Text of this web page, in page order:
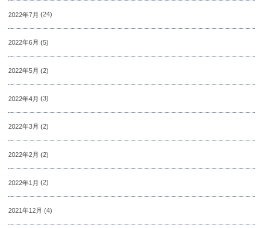
2022年7月 (24)
2022年6月 (5)
2022年5月 (2)
2022年4月 (3)
2022年3月 (2)
2022年2月 (2)
2022年1月 (2)
2021年12月 (4)